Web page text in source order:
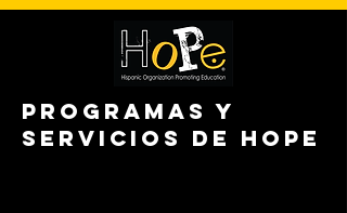
PROGRAMAS Y
SERVICIOS DE HOPE